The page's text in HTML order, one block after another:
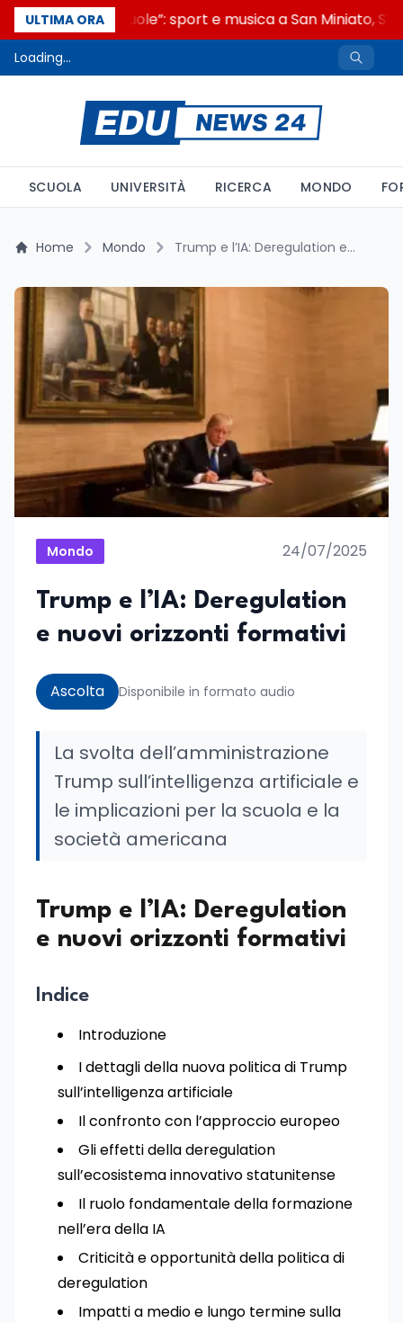
ULTIMA ORA
“Noi siamo le Scuole”: sport e musica a San Miniato,
Loading...
SCUOLA UNIVERSITÀ RICERCA MONDO
Home Mondo Trump e l’IA: Deregulation e nuovi orizzonti formativi
Mondo 24/07/2025
Trump e l’IA: Deregulation
e nuovi orizzonti formativi
Ascolta Disponibile in formato audio
La svolta dell’amministrazione
Trump sull’intelligenza artificiale e
le implicazioni per la scuola e la
società americana
Trump e l’IA: Deregulation
e nuovi orizzonti formativi
Indice
Introduzione
I dettagli della nuova politica di Trump
sull’intelligenza artificiale
Il confronto con l’approccio europeo
Gli effetti della deregulation
sull’ecosistema innovativo statunitense
Il ruolo fondamentale della formazione
nell’era della IA
Criticità e opportunità della politica di
deregulation
Impatti a medio e lungo termine sulla